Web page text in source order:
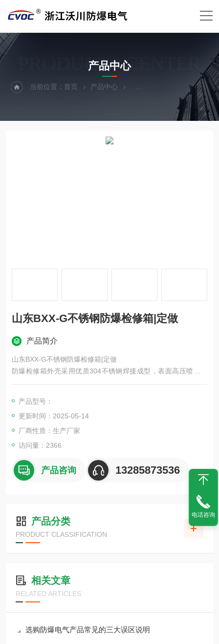
PRODUCTS CENTER
产品中心
当前位置：首页 产品中心 防爆箱外壳（防爆箱体）
山东BXX-G不锈钢防爆检修箱|定做
产品简介
山东BXX-G不锈钢防爆检修箱|定做
防爆检修箱外壳采用优质304不锈钢焊接成型，表面高压喷塑或
不锈钢原色，主腔内装塑壳断路器或微型断路器，可带总开关具
4，防爆等级IIBT4，如用在C类环境请说明。客户订货时请提供
图纸。
产品型号：
更新时间：2025-05-14
厂商性质：生产厂家
访问量：2366
产品咨询 13285873536
产品分类
PRODUCT CLASSIFICATION
相关文章
RELATED ARTICLES
选购防爆电气产品常见的三大误区说明
电话咨询